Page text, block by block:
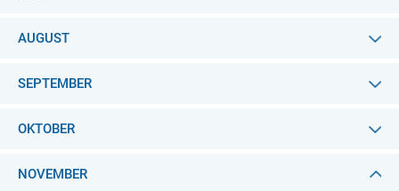
AUGUST
SEPTEMBER
OKTOBER
NOVEMBER